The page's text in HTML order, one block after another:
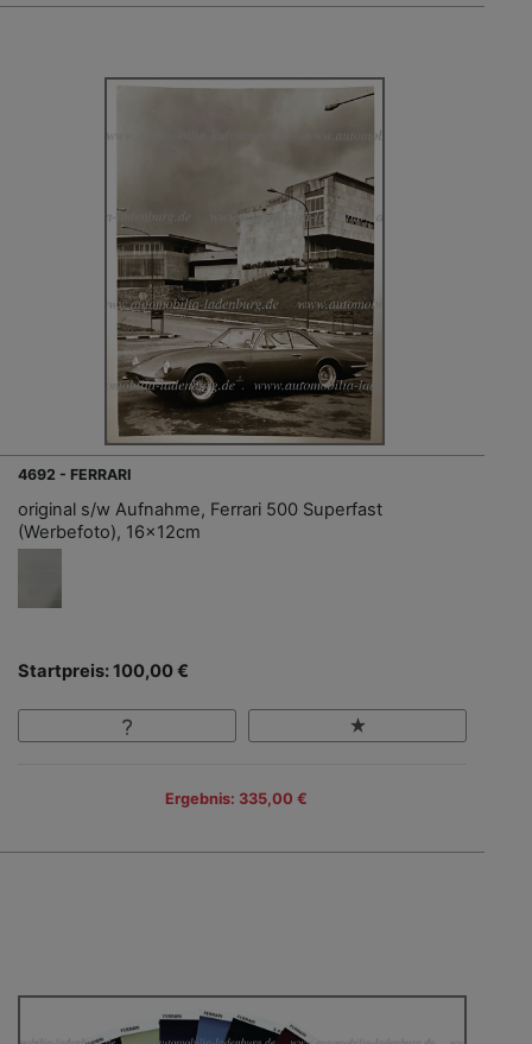
4692 - FERRARI
original s/w Aufnahme, Ferrari 500 Superfast
(Werbefoto), 16x12cm
Startpreis: 100,00 €
Ergebnis: 335,00 €